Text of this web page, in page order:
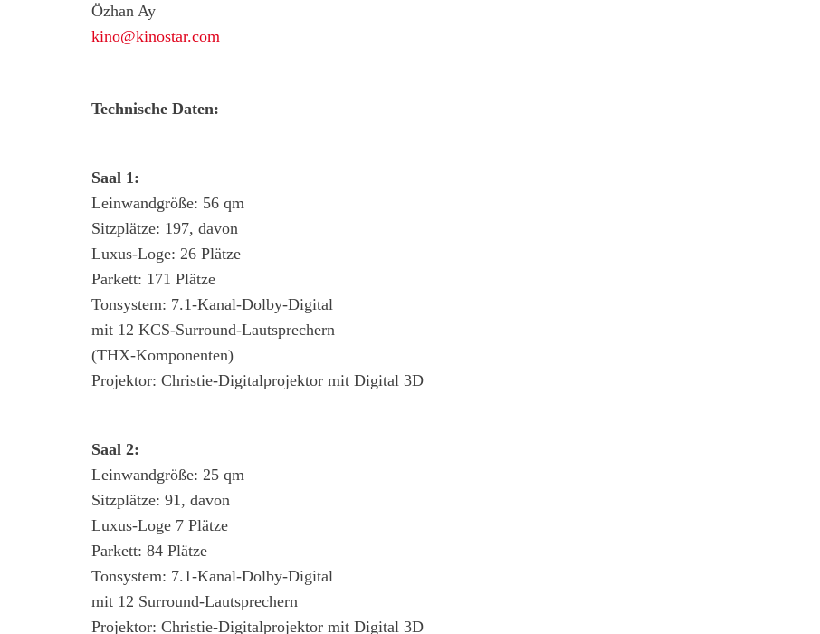
Özhan Ay
kino@kinostar.com
Technische Daten:
Saal 1:
Leinwandgröße: 56 qm
Sitzplätze: 197, davon
Luxus-Loge: 26 Plätze
Parkett: 171 Plätze
Tonsystem: 7.1-Kanal-Dolby-Digital
mit 12 KCS-Surround-Lautsprechern
(THX-Komponenten)
Projektor: Christie-Digitalprojektor mit Digital 3D
Saal 2:
Leinwandgröße: 25 qm
Sitzplätze: 91, davon
Luxus-Loge 7 Plätze
Parkett: 84 Plätze
Tonsystem: 7.1-Kanal-Dolby-Digital
mit 12 Surround-Lautsprechern
Projektor: Christie-Digitalprojektor mit Digital 3D